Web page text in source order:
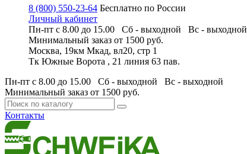
8 (800) 550-23-64 Бесплатно по России
Личный кабинет
Пн-пт с 8.00 до 15.00 Сб - выходной Вс - выходной
Минимальный заказ от 1500 руб.
Москва, 19км Мкад, вл20, стр 1
Тк Южные Ворота , 21 линия 63 пав.
Пн-пт с 8.00 до 15.00 Сб - выходной Вс - выходной
Минимальный заказ от 1500 руб.
Контакты